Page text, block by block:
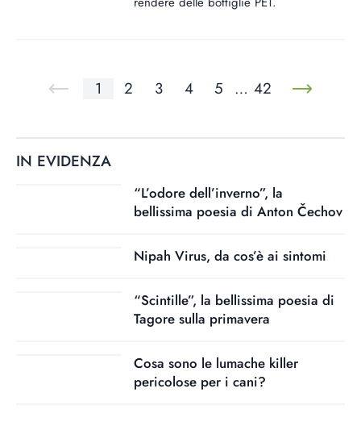
1 2 3 4 5 … 42
IN EVIDENZA
“L’odore dell’inverno”, la
bellissima poesia di Anton Čechov
Nipah Virus, da cos’è ai sintomi
“Scintille”, la bellissima poesia di
Tagore sulla primavera
Cosa sono le lumache killer
pericolose per i cani?